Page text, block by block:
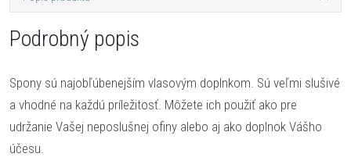
Podrobný popis
Spony sú najobľúbenejším vlasovým doplnkom. Sú veľmi slušivé
a vhodné na každú príležitosť. Môžete ich použiť ako pre
udržanie Vašej neposlušnej ofiny alebo aj ako doplnok Vášho
účesu.